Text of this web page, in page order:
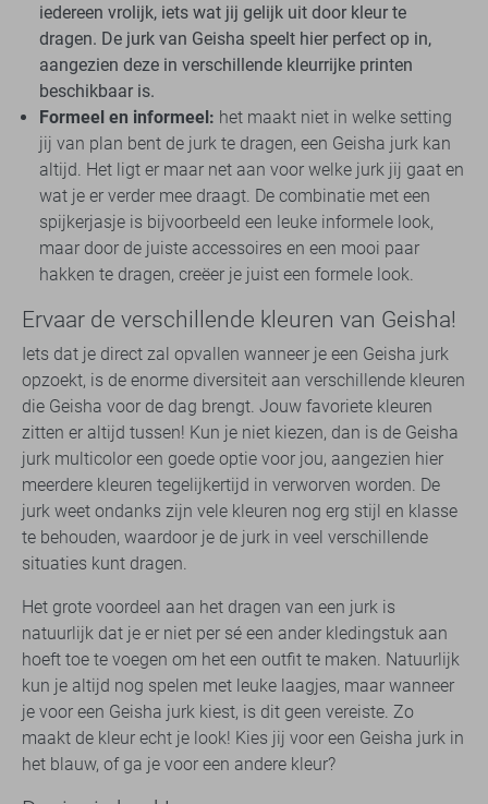
iedereen vrolijk, iets wat jij gelijk uit door kleur te
dragen. De jurk van Geisha speelt hier perfect op in,
aangezien deze in verschillende kleurrijke printen
beschikbaar is.
Formeel en informeel: het maakt niet in welke setting
jij van plan bent de jurk te dragen, een Geisha jurk kan
altijd. Het ligt er maar net aan voor welke jurk jij gaat en
wat je er verder mee draagt. De combinatie met een
spijkerjasje is bijvoorbeeld een leuke informele look,
maar door de juiste accessoires en een mooi paar
hakken te dragen, creëer je juist een formele look.
Ervaar de verschillende kleuren van Geisha!
Iets dat je direct zal opvallen wanneer je een Geisha jurk
opzoekt, is de enorme diversiteit aan verschillende kleuren
die Geisha voor de dag brengt. Jouw favoriete kleuren
zitten er altijd tussen! Kun je niet kiezen, dan is de Geisha
jurk multicolor een goede optie voor jou, aangezien hier
meerdere kleuren tegelijkertijd in verworven worden. De
jurk weet ondanks zijn vele kleuren nog erg stijl en klasse
te behouden, waardoor je de jurk in veel verschillende
situaties kunt dragen.
Het grote voordeel aan het dragen van een jurk is
natuurlijk dat je er niet per sé een ander kledingstuk aan
hoeft toe te voegen om het een outfit te maken. Natuurlijk
kun je altijd nog spelen met leuke laagjes, maar wanneer
je voor een Geisha jurk kiest, is dit geen vereiste. Zo
maakt de kleur echt je look! Kies jij voor een Geisha jurk in
het blauw, of ga je voor een andere kleur?